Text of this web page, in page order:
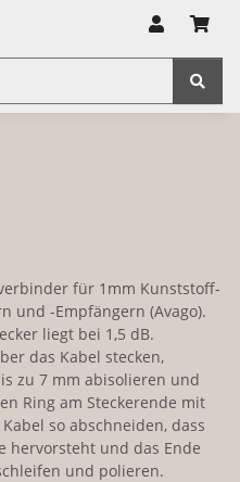
für 1mm Kunststoff-
und -Empfängern (Avago).
liegt bei 1,5 dB.
das Kabel stecken,
zu 7 mm abisolieren und
Ring am Steckerende mit
so abschneiden, dass
hervorsteht und das Ende
und polieren.